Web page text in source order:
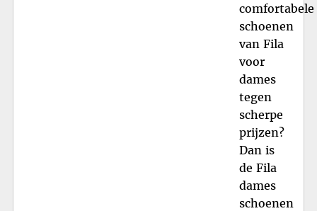
comfortabele
schoenen
van Fila
voor
dames
tegen
scherpe
prijzen?
Dan is
de Fila
dames
schoenen